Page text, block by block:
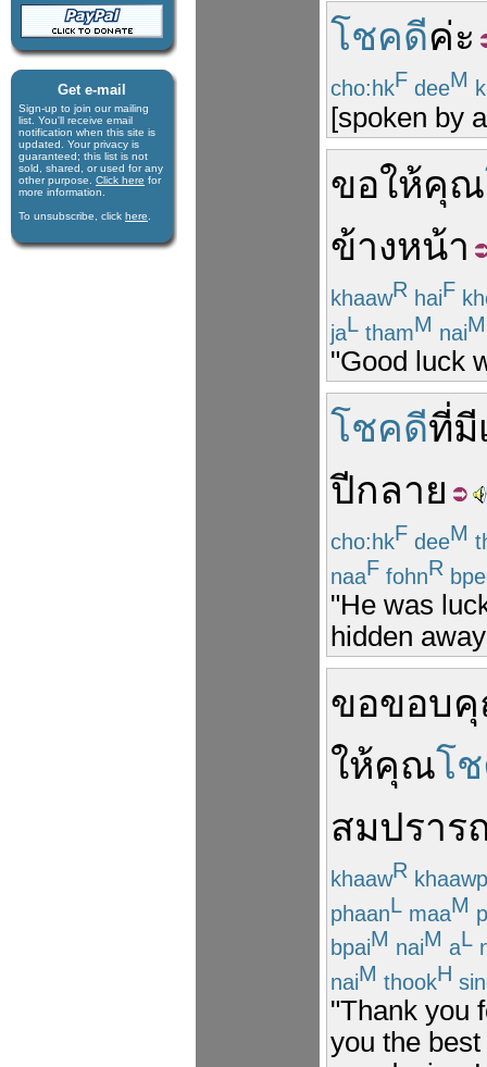
Get e-mail
Sign-up to join our mail­ing
list. You'll receive e­mail
notification when this site is
updated. Your privacy is
guaran­teed; this list is not
sold, shared, or used for any
other purpose. Click here for
more infor­mation.
To unsubscribe, click here
โชคดีค่ะ
cho:hkF deeM
[spoken by
ขอให้คุณ
ข้างหน้า
khaawR haiF
jaL thamM naiM
"Good luck
โชคดีที่มี
ปีกลาย
cho:hkF deeM
naaF fohnR
"He was
hidden
ขอขอบ
ให้คุณโ
สมปราร
khaawR khaawp
phaanL maaM
bpaiM naiM aL
naiM thookH
"Thank you
you the